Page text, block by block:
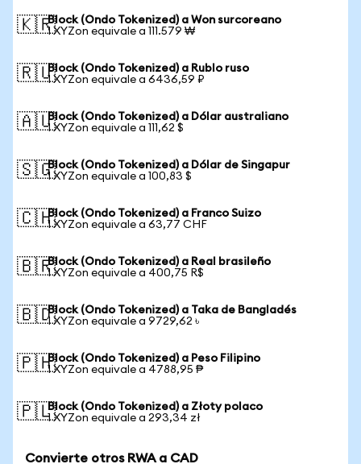
🇰🇷Block (Ondo Tokenized) a Won surcoreano
1 XYZon equivale a 111.579 ₩
🇷🇺Block (Ondo Tokenized) a Rublo ruso
1 XYZon equivale a 6436,59 ₽
🇦🇺Block (Ondo Tokenized) a Dólar australiano
1 XYZon equivale a 111,62 $
🇸🇬Block (Ondo Tokenized) a Dólar de Singapur
1 XYZon equivale a 100,83 $
🇨🇭Block (Ondo Tokenized) a Franco Suizo
1 XYZon equivale a 63,77 CHF
🇧🇷Block (Ondo Tokenized) a Real brasileño
1 XYZon equivale a 400,75 R$
🇧🇩Block (Ondo Tokenized) a Taka de Bangladés
1 XYZon equivale a 9729,62 ৳
🇵🇭Block (Ondo Tokenized) a Peso Filipino
1 XYZon equivale a 4788,95 ₱
🇵🇱Block (Ondo Tokenized) a Złoty polaco
1 XYZon equivale a 293,34 zł
Convierte otros RWA a CAD